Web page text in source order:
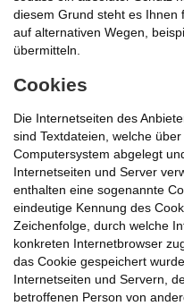
diesem Grund steht es Ihnen
auf alternativen Wegen,
übermitteln.
Cookies
Die Internetseiten des
sind Textdateien, welche
Computersystem abgelegt
Internetseiten und Server
enthalten eine sogenannte
eindeutige Kennung des
Zeichenfolge, durch welche
konkreten Internetbrowser
das Cookie gespeichert
Internetseiten und Servern,
betroffenen Person von